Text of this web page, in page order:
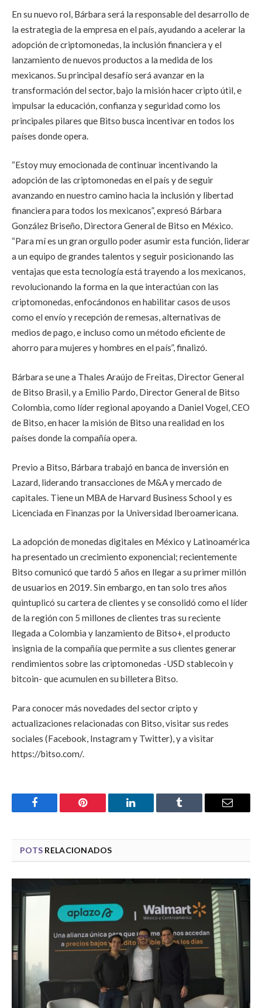
En su nuevo rol, Bárbara será la responsable del desarrollo de
la estrategia de la empresa en el país, ayudando a acelerar la
adopción de criptomonedas, la inclusión financiera y el
lanzamiento de nuevos productos a la medida de los
mexicanos. Su principal desafío será avanzar en la
transformación del sector, bajo la misión hacer cripto útil, e
impulsar la educación, confianza y seguridad como los
principales pilares que Bitso busca incentivar en todos los
países donde opera.
“Estoy muy emocionada de continuar incentivando la
adopción de las criptomonedas en el país y de seguir
avanzando en nuestro camino hacia la inclusión y libertad
financiera para todos los mexicanos”, expresó Bárbara
González Briseño, Directora General de Bitso en México.
“Para mí es un gran orgullo poder asumir esta función, liderar
a un equipo de grandes talentos y seguir posicionando las
ventajas que esta tecnología está trayendo a los mexicanos,
revolucionando la forma en la que interactúan con las
criptomonedas, enfocándonos en habilitar casos de usos
como el envío y recepción de remesas, alternativas de
medios de pago, e incluso como un método eficiente de
ahorro para mujeres y hombres en el país”, finalizó.
Bárbara se une a Thales Araújo de Freitas, Director General
de Bitso Brasil, y a Emilio Pardo, Director General de Bitso
Colombia, como líder regional apoyando a Daniel Vogel, CEO
de Bitso, en hacer la misión de Bitso una realidad en los
países donde la compañía opera.
Previo a Bitso, Bárbara trabajó en banca de inversión en
Lazard, liderando transacciones de M&A y mercado de
capitales. Tiene un MBA de Harvard Business School y es
Licenciada en Finanzas por la Universidad Iberoamericana.
La adopción de monedas digitales en México y Latinoamérica
ha presentado un crecimiento exponencial; recientemente
Bitso comunicó que tardó 5 años en llegar a su primer millón
de usuarios en 2019. Sin embargo, en tan solo tres años
quintuplicó su cartera de clientes y se consolidó como el líder
de la región con 5 millones de clientes tras su reciente
llegada a Colombia y lanzamiento de Bitso+, el producto
insignia de la compañía que permite a sus clientes generar
rendimientos sobre las criptomonedas -USD stablecoin y
bitcoin- que acumulen en su billetera Bitso.
Para conocer más novedades del sector cripto y
actualizaciones relacionadas con Bitso, visitar sus redes
sociales (Facebook, Instagram y Twitter), y a visitar
https://bitso.com/.
Facebook Pinterest LinkedIn Tumblr Email
POTS RELACIONADOS